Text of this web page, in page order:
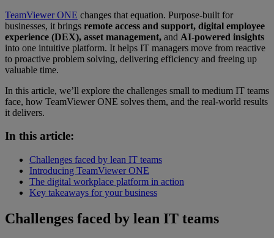
TeamViewer ONE changes that equation. Purpose-built for
businesses, it brings remote access and support, digital employee
experience (DEX), asset management, and AI-powered insights
into one intuitive platform. It helps IT managers move from reactive
to proactive problem solving, delivering efficiency and freeing up
valuable time.
In this article, we’ll explore the challenges small to medium IT teams
face, how TeamViewer ONE solves them, and the real-world results
it delivers.
In this article:
Challenges faced by lean IT teams
Introducing TeamViewer ONE
The digital workplace platform in action
Key takeaways for your business
Challenges faced by lean IT teams